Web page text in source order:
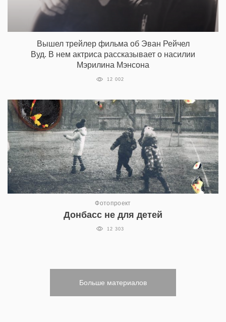
Вышел трейлер фильма об Эван Рейчел
Вуд. В нем актриса рассказывает о насилии
Мэрилина Мэнсона
12 002
Фотопроект
Донбасс не для детей
12 303
Больше материалов